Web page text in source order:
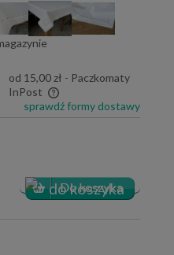
od 15,00 zł - Paczkomaty
InPost
kosztów płatności
sprawdź formy dostawy